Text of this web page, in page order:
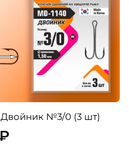
Двойник №3/0 (3 шт)